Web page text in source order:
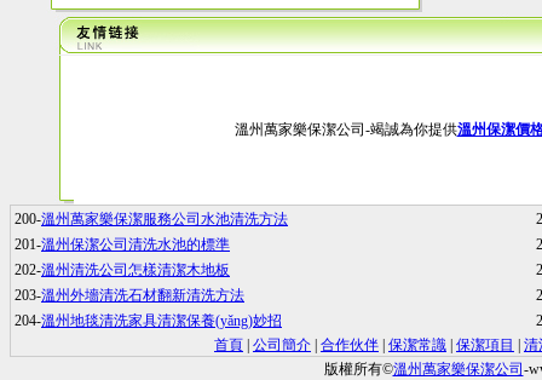
溫州萬家樂保潔公司-竭誠為你提供溫州保潔價
200-溫州萬家樂保潔服務公司水池清洗方法
201-溫州保潔公司清洗水池的標準
202-溫州清洗公司怎樣清潔木地板
203-溫州外墻清洗石材翻新清洗方法
204-溫州地毯清洗家具清潔保養(yǎng)妙招
首頁 公司簡介 合作伙伴 保潔常識 保潔項目
清
版權所有©溫州萬家樂保潔公司 -